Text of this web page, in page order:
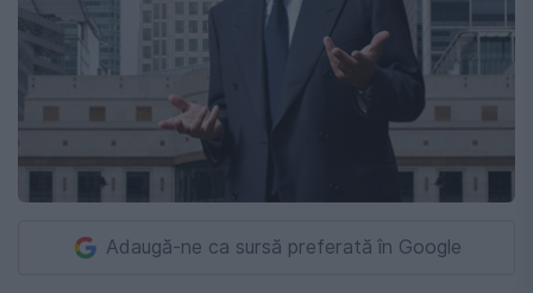
Adaugă-ne ca sursă preferată în Google